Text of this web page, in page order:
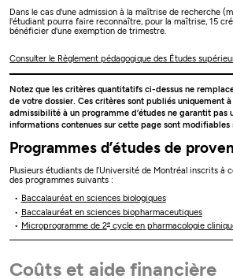
Dans le cas d'une admission à la maîtrise de recherche
l'étudiant pourra faire reconnaître, pour la maîtrise, 15
bénéficier d'une exemption de trimestre.
Consulter le Règlement pédagogique des Études
Notez que les critères quantitatifs ci-dessus ne
de votre dossier. Ces critères sont publiés uniquement
admissibilité à un programme d’études ne garantit pas
informations contenues sur cette page sont modifiables
Programmes d’études de
Plusieurs étudiants de l’Université de Montréal inscrits à
des programmes suivants :
Baccalauréat en sciences biologiques
Baccalauréat en sciences biopharmaceutiques
Microprogramme de 2ecycle en pharmacologie
Coûts et aide financière